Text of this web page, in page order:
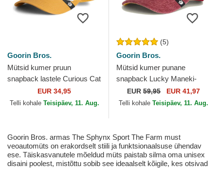
Goorin Bros.
Mütsid kumer pruun
snapback lastele Curious Cat
Mini The Farm Goorin Bros.
EUR 34,95
Telli kohale Teisipäev, 11. Aug.
(5)
Goorin Bros.
Mütsid kumer punane
snapback Lucky Maneki-
Neko Happy Thoughts The
Farm Goorin Bros.
EUR 59,95 EUR 41,97
Telli kohale Teisipäev, 11. Aug.
Goorin Bros. armas The Sphynx Sport The Farm must
veoautomüts on erakordselt stiili ja funktsionaalsuse ühendav
ese. Täiskasvanutele mõeldud müts paistab silma oma unisex
disaini poolest, mistõttu sobib see ideaalselt kõigile, kes otsivad